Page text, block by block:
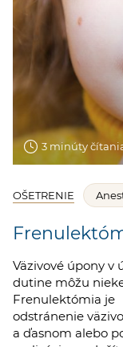
3 minúty
OŠETRENIE
Väzivové úpony v
dutine môžu
Frenulektómia je
odstránenie
a ďasnom alebo